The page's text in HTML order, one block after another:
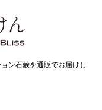
ン石鹸を通販でお届けし